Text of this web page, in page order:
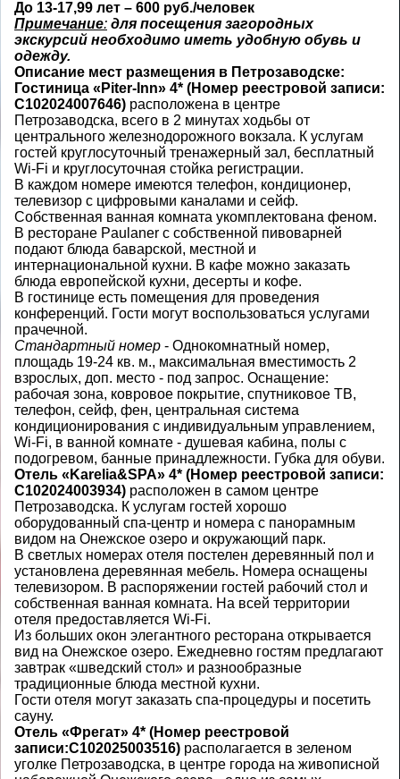
До 13-17,99 лет – 600 руб./человек
Примечание: для посещения загородных
экскурсий необходимо иметь удобную обувь и
одежду.
Описание мест размещения в Петрозаводске:
Гостиница «Piter-Inn» 4* (Номер реестровой записи:
С102024007646) расположена в центре
Петрозаводска, всего в 2 минутах ходьбы от
центрального железнодорожного вокзала. К услугам
гостей круглосуточный тренажерный зал, бесплатный
Wi-Fi и круглосуточная стойка регистрации.
В каждом номере имеются телефон, кондиционер,
телевизор с цифровыми каналами и сейф.
Собственная ванная комната укомплектована феном.
В ресторане Paulaner с собственной пивоварней
подают блюда баварской, местной и
интернациональной кухни. В кафе можно заказать
блюда европейской кухни, десерты и кофе.
В гостинице есть помещения для проведения
конференций. Гости могут воспользоваться услугами
прачечной.
Стандартный номер - Однокомнатный номер,
площадь 19-24 кв. м., максимальная вместимость 2
взрослых, доп. место - под запрос. Оснащение:
рабочая зона, ковровое покрытие, спутниковое ТВ,
телефон, сейф, фен, центральная система
кондиционирования с индивидуальным управлением,
Wi-Fi, в ванной комнате - душевая кабина, полы с
подогревом, банные принадлежности. Губка для обуви.
Отель «Karelia&SPA» 4* (Номер реестровой записи:
С102024003934) расположен в самом центре
Петрозаводска. К услугам гостей хорошо
оборудованный спа-центр и номера с панорамным
видом на Онежское озеро и окружающий парк.
В светлых номерах отеля постелен деревянный пол и
установлена деревянная мебель. Номера оснащены
телевизором. В распоряжении гостей рабочий стол и
собственная ванная комната. На всей территории
отеля предоставляется Wi-Fi.
Из больших окон элегантного ресторана открывается
вид на Онежское озеро. Ежедневно гостям предлагают
завтрак «шведский стол» и разнообразные
традиционные блюда местной кухни.
Гости отеля могут заказать спа-процедуры и посетить
сауну.
Отель «Фрегат» 4* (Номер реестровой
записи:С102025003516) располагается в зеленом
уголке Петрозаводска, в центре города на живописной